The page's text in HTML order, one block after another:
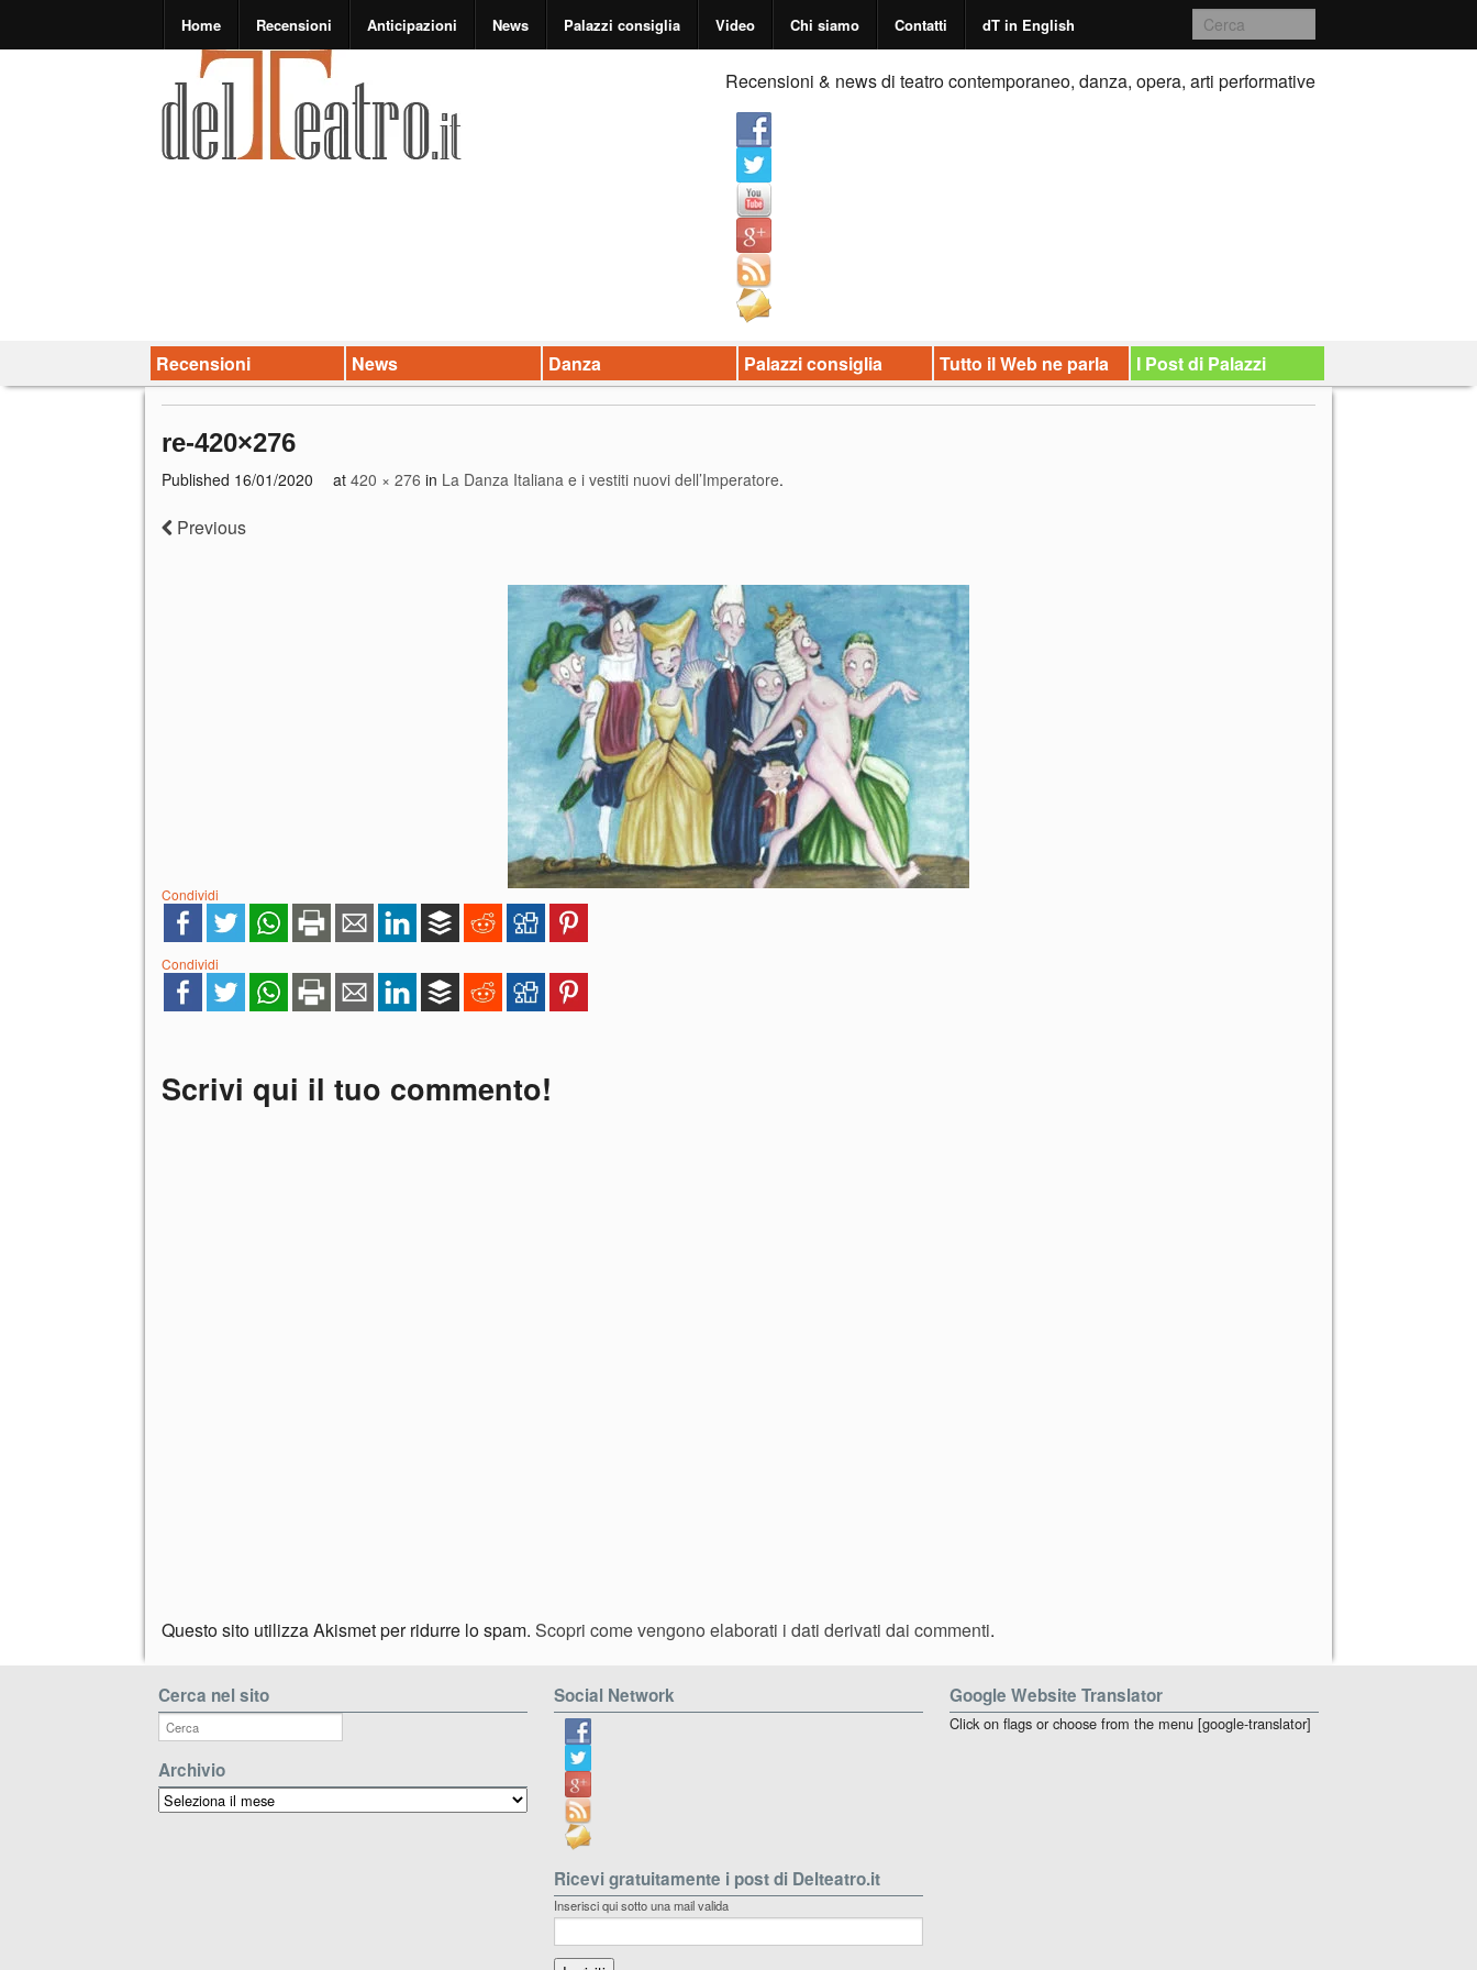
Home Recensioni Anticipazioni News Palazzi consiglia Video Chi siamo Contatti dT in English
Recensioni & news di teatro contemporaneo, danza, opera, arti performative
Recensioni News Danza Palazzi consiglia Tutto il Web ne parla I Post di Palazzi
re-420×276
Published 16/01/2020 at 420 × 276 in La Danza Italiana e i vestiti nuovi dell’Imperatore.
Previous
Condividi
Condividi
Scrivi qui il tuo commento!
Questo sito utilizza Akismet per ridurre lo spam. Scopri come vengono elaborati i dati derivati dai commenti.
Cerca nel sito
Archivio
Archivio
Social Network
Ricevi gratuitamente i post di Delteatro.it
Inserisci qui sotto una mail valida
Google Website Translator
Click on flags or choose from the menu [google-translator]